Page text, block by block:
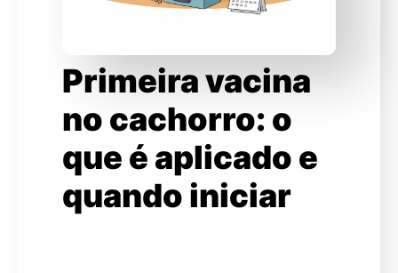
Primeira vacina
no cachorro: o
que é aplicado e
quando iniciar